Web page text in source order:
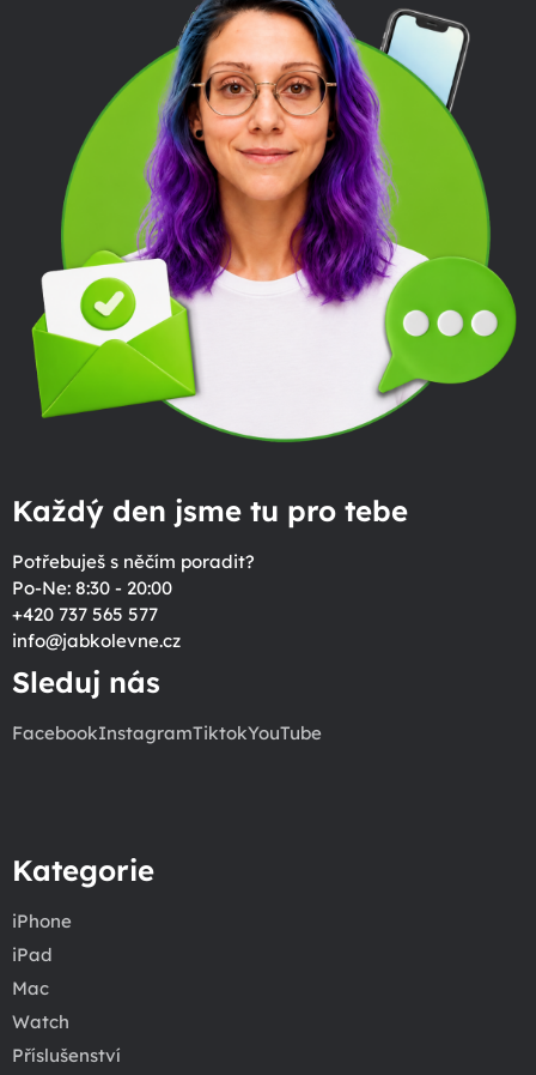
Každý den jsme tu pro tebe
Potřebuješ s něčím poradit?
Po-Ne: 8:30 - 20:00
+420 737 565 577
info@jabkolevne.cz
Sleduj nás
FacebookInstagramTiktokYouTube
Kategorie
iPhone
iPad
Mac
Watch
Příslušenství